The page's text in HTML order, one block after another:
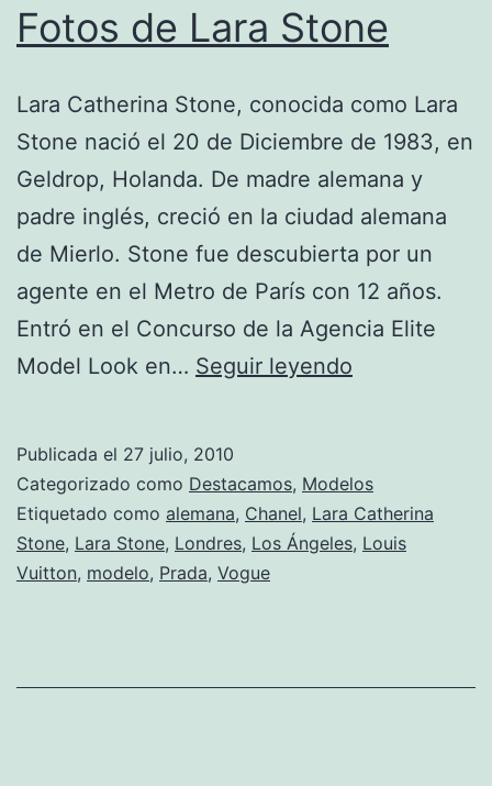
Fotos de Lara Stone
Lara Catherina Stone, conocida como Lara
Stone nació el 20 de Diciembre de 1983, en
Geldrop, Holanda. De madre alemana y
padre inglés, creció en la ciudad alemana
de Mierlo. Stone fue descubierta por un
agente en el Metro de París con 12 años.
Entró en el Concurso de la Agencia Elite
Model Look en… Seguir leyendo
Stone
Publicada el 27 julio, 2010
Categorizado como Destacamos, Modelos
Etiquetado como alemana, Chanel, Lara Catherina
Stone, Lara Stone, Londres, Los Ángeles, Louis
Vuitton, modelo, Prada, Vogue